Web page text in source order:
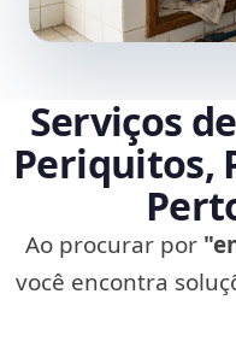
Serviços
Periquitos,
Ao procurar por
você encontra